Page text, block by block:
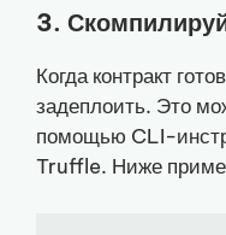
3.
Когда контракт
задеплоить. Это
помощью CLI-
Truffle. Ниже